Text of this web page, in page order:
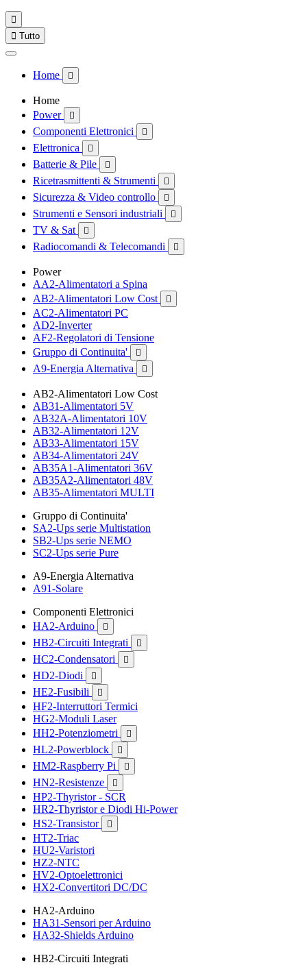

 Tutto
Home 
Home
Power

Componenti Elettronici 
Elettronica 
Batterie & Pile 
Ricetrasmittenti & Strumenti 
Sicurezza & Video controllo 
Strumenti e Sensori industriali 
TV & Sat 
Radiocomandi & Telecomandi 
Power
AA2-Alimentatori a Spina
AB2-Alimentatori Low Cost

AC2-Alimentatori PC
AD2-Inverter
AF2-Regolatori di Tensione
Gruppo di Continuita'

A9-Energia Alternativa 
AB2-Alimentatori Low Cost
AB31-Alimentatori 5V
AB32A-Alimentatori 10V
AB32-Alimentatori 12V
AB33-Alimentatori 15V
AB34-Alimentatori 24V
AB35A1-Alimentatori 36V
AB35A2-Alimentatori 48V
AB35-Alimentatori MULTI
Gruppo di Continuita'
SA2-Ups serie Multistation
SB2-Ups serie NEMO
SC2-Ups serie Pure
A9-Energia Alternativa
A91-Solare
Componenti Elettronici
HA2-Arduino

HB2-Circuiti Integrati 
HC2-Condensatori 
HD2-Diodi 
HE2-Fusibili 
HF2-Interruttori Termici
HG2-Moduli Laser
HH2-Potenziometri

HL2-Powerblock 
HM2-Raspberry Pi 
HN2-Resistenze 
HP2-Thyristor - SCR
HR2-Thyristor e Diodi Hi-Power
HS2-Transistor

HT2-Triac
HU2-Varistori
HZ2-NTC
HV2-Optoelettronici
HX2-Convertitori DC/DC
HA2-Arduino
HA31-Sensori per Arduino
HA32-Shields Arduino
HB2-Circuiti Integrati